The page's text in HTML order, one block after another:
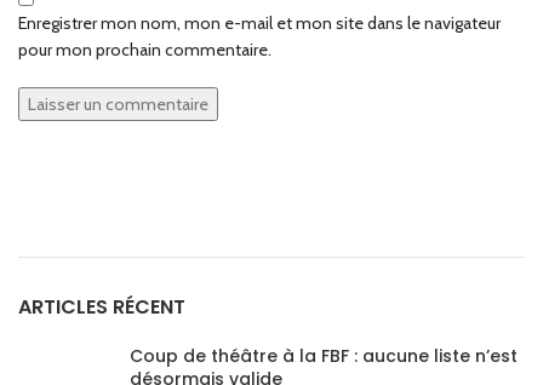
Enregistrer mon nom, mon e-mail et mon site dans le navigateur
pour mon prochain commentaire.
ARTICLES RÉCENT
Coup de théâtre à la FBF : aucune liste n’est
désormais valide